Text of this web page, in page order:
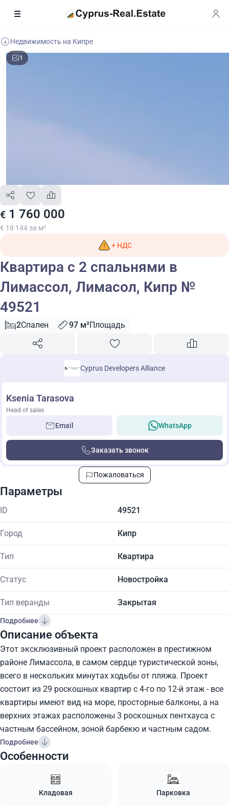
Недвижимость на Кипре
1
€ 1 760 000
€ 18 144 за м²
+ НДС
Квартира с 2 спальнями в
Лимассол, Лимасол, Кипр №
49521
2Спален 97 м²Площадь
Cyprus Developers Alliance
Ksenia Tarasova
Head of sales
Email WhatsApp
Заказать звонок
Пожаловаться
Параметры
ID 49521
Город Кипр
Тип Квартира
Статус Новостройка
Тип веранды Закрытая
Подробнее
Описание объекта
Этот эксклюзивный проект расположен в престижном
районе Лимассола, в самом сердце туристической зоны,
всего в нескольких минутах ходьбы от пляжа. Проект
состоит из 29 роскошных квартир с 4-го по 12-й этаж - все
квартиры имеют вид на море, просторные балконы, а на
верхних этажах расположены 3 роскошных пентхауса с
частным бассейном, зоной барбекю и частным садом.
Подробнее
Особенности
Кладовая Парковка